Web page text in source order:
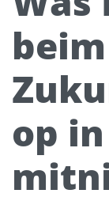
beim
op